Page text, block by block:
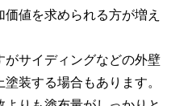
値を求められる方が増え
がサイディングなどの外壁
装する場合もあります。